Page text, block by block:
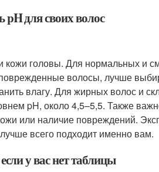
для своих волос
кожи головы. Для нормальных и
волосы, лучше
влагу. Для жирных волос и
pH, около 4,5–5,5. Также
или наличие повреждений.
всего подходит именно вам.
у вас нет таблицы